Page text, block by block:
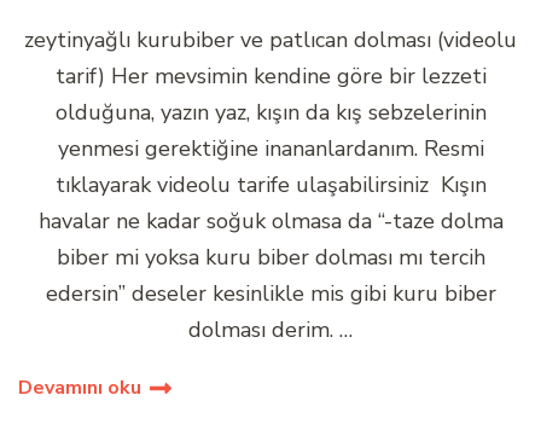
zeytinyağlı kurubiber ve patlıcan dolması (videolu
tarif) Her mevsimin kendine göre bir lezzeti
olduğuna, yazın yaz, kışın da kış sebzelerinin
yenmesi gerektiğine inananlardanım. Resmi
tıklayarak videolu tarife ulaşabilirsiniz Kışın
havalar ne kadar soğuk olmasa da “-taze dolma
biber mi yoksa kuru biber dolması mı tercih
edersin” deseler kesinlikle mis gibi kuru biber
dolması derim. …
Devamını oku